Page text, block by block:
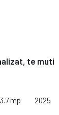
te muti
mp 2025